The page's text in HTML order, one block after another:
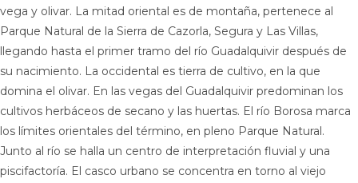
vega y olivar. La mitad oriental es de montaña, pertenece al
Parque Natural de la Sierra de Cazorla, Segura y Las Villas,
llegando hasta el primer tramo del río Guadalquivir después de
su nacimiento. La occidental es tierra de cultivo, en la que
domina el olivar. En las vegas del Guadalquivir predominan los
cultivos herbáceos de secano y las huertas. El río Borosa marca
los límites orientales del término, en pleno Parque Natural.
Junto al río se halla un centro de interpretación fluvial y una
piscifactoría. El casco urbano se concentra en torno al viejo